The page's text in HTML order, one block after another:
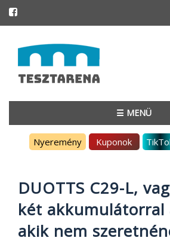
to
content
☰ MENÜ
Nyeremény Kuponok
DUOTTS C29-L,
két akkumulátorral
akik nem